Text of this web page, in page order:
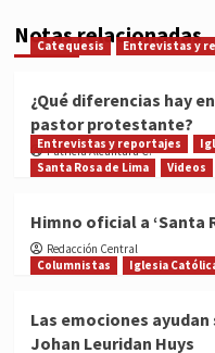
Notas relacionadas
Catequesis Entrevistas y
¿Qué diferencias hay
pastor protestante?
Patricia Alcántara C.
Entrevistas y reportajes
Santa Rosa de Lima
Videos
Himno oficial a ‘Santa
Redacción Central
Columnistas
Iglesia
Las emociones
Johan Leuridan Huys